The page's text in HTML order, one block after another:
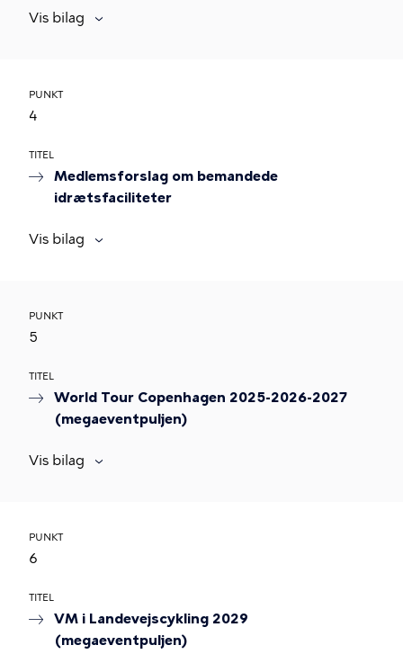
Vis bilag
PUNKT
4
TITEL
Medlemsforslag om bemandede
idrætsfaciliteter
Vis bilag
PUNKT
5
TITEL
World Tour Copenhagen 2025-2026-2027
(megaeventpuljen)
Vis bilag
PUNKT
6
TITEL
VM i Landevejscykling 2029
(megaeventpuljen)